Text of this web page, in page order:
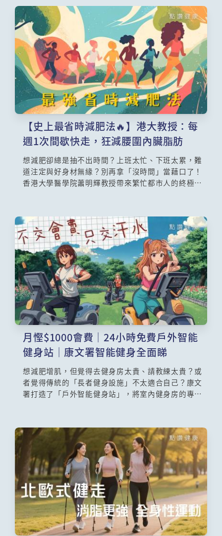
盲點。如果你抱著「No pain, no gain」的心態盲目
苦練，甚至放鬆警惕，健身隨時會變成「傷身」。本
文為大家拆解健身常見的致命陷阱與正確的熱身與冷
卻運動，更附上每日蛋白質攝取分量計算公式，教你
聰明增肌不傷身。
【史上最省時減肥法🔥】港大教授：每
週1次間歇快走，狂減腰圍內臟脂肪
想減肥卻總是抽不出時間？上班太忙、下班太累，難
道注定與好身材無緣？別再拿「沒時間」當藉口了！
香港大學醫學院蕭明輝教授帶來繁忙都市人的終極救
燃脂機器。臨床實證，每週只要做一次75分鐘，效果
竟然跟傳統運動三次一模一樣！不管是難搞的大肚
腩、全身贅肉，還是危害健康的內臟脂肪通通一網打
盡。這篇文章為你拆解黃金燃脂公式，讓你用最短時
間看見瘦身曙光！
月慳$1000會費｜24小時免費戶外智能
健身站｜康文署智能健身全面睇
想減肥增肌，但覺得去健身房太貴、請教練太貴？或
者覺得傳統的「長者健身設施」不太適合自己？康文
署打造了「戶外智能健身站」，將室內健身房的專業
Code，即可記錄訓練次數、消耗卡路里。現場更設有
智能測量站，免費幫你量度身高、體重、BMI、體
脂、手握力及平衡力，讓你清楚掌握自己的體質變
化。立即帶大家直擊現場，看看這個「智能健身房」
如何顛覆你的運動體驗。 🚀💪